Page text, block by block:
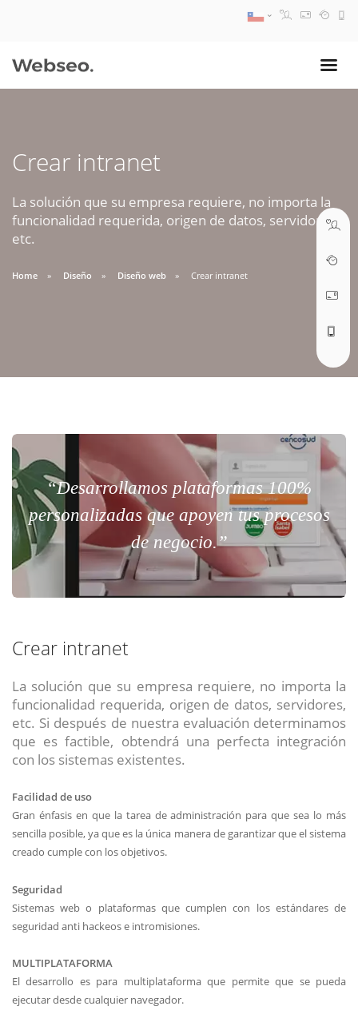
Crear intranet
La solución que su empresa requiere, no importa la
funcionalidad requerida, origen de datos, servidores,
etc.
Home Diseño Diseño web Crear intranet
“Desarrollamos plataformas 100%
personalizadas que apoyen tus procesos
de negocio.”
Crear intranet
La solución que su empresa requiere, no importa la
funcionalidad requerida, origen de datos, servidores,
etc. Si después de nuestra evaluación determinamos
que es factible, obtendrá una perfecta integración
con los sistemas existentes.
Facilidad de uso
Gran énfasis en que la tarea de administración para que sea lo más
sencilla posible, ya que es la única manera de garantizar que el sistema
creado cumple con los objetivos.
Seguridad
Sistemas web o plataformas que cumplen con los estándares de
seguridad anti hackeos e intromisiones.
MULTIPLATAFORMA
El desarrollo es para multiplataforma que permite que se pueda
ejecutar desde cualquier navegador.
09:30 AM A 18:30 PM
soporte@webseo.cl
ABRIR TICKET